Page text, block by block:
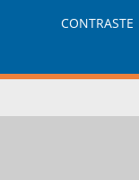
CONTRASTE